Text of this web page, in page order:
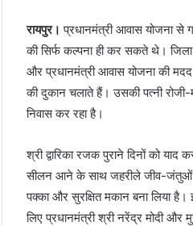
रायपुर। प्रधानमंत्री आवास योजना से
की सिर्फ कल्पना ही कर सकते थे।
और प्रधानमंत्री आवास योजना की
की दुकान चलाते हैं। उसकी पत्नी
निवास कर रहा है।
श्री द्वारिका रजक पुराने दिनों को
सीलन आने के साथ जहरीले जीव-जंतुओं
पक्का और सुरक्षित मकान बना लिया
लिए प्रधानमंत्री श्री नरेंद्र मोदी और